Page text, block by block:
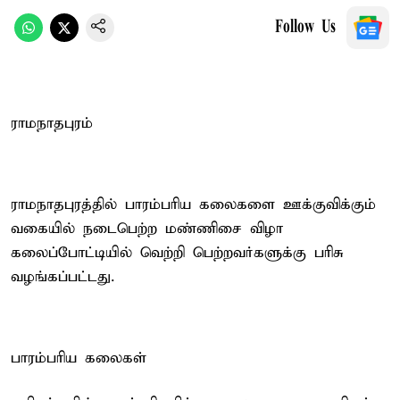
Follow Us
ராமநாதபுரம்
ராமநாதபுரத்தில் பாரம்பரிய கலைகளை ஊக்குவிக்கும்
வகையில் நடைபெற்ற மண்ணிசை விழா
கலைப்போட்டியில் வெற்றி பெற்றவர்களுக்கு பரிசு
வழங்கப்பட்டது.
பாரம்பரிய கலைகள்